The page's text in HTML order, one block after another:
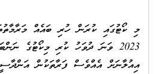
އިއުލާނަށް އެއްވެސް ފަރާތަކުން